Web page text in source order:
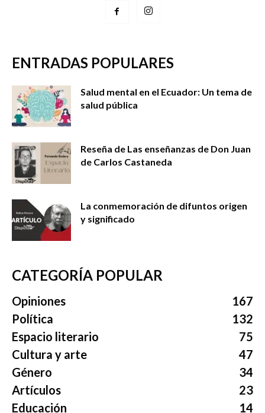
ENTRADAS POPULARES
Salud mental en el Ecuador: Un tema de
salud pública
Reseña de Las enseñanzas de Don Juan
de Carlos Castaneda
La conmemoración de difuntos origen
y significado
CATEGORÍA POPULAR
Opiniones
167
Política
132
Espacio literario
75
Cultura y arte
47
Género
34
Artículos
23
Educación
14